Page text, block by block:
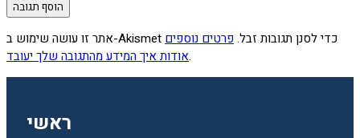
אתר זו עושה שימוש ב-Akismet כדי לסנן תגובות זבל. פרטים נוספים
אודות איך המידע מהתגובה שלך יעובד.
ראשי